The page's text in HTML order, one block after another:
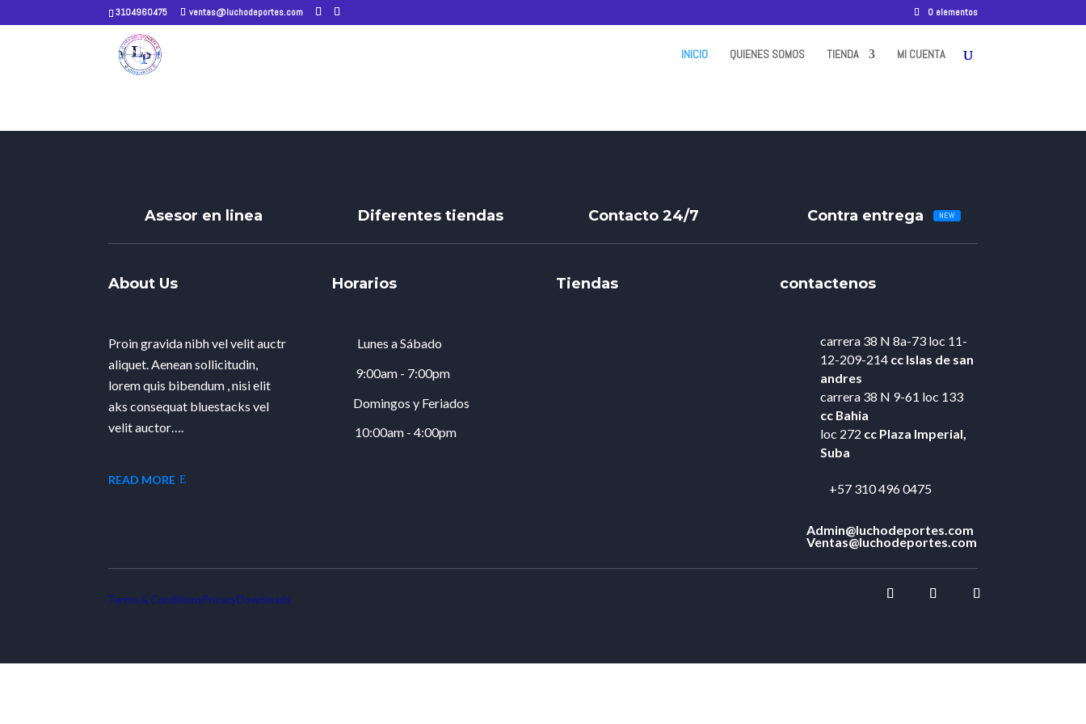
3104960475 ventas@luchodeportes.com 0 elementos
INICIO QUIENES SOMOS TIENDA MI CUENTA
Asesor en linea Diferentes tiendas Contacto 24/7 Contra entrega
About Us
Proin gravida nibh vel velit auctr
aliquet. Aenean sollicitudin,
lorem quis bibendum , nisi elit
aks consequat bluestacks vel
velit auctor….
READ MORE
Horarios
Lunes a Sábado
9:00am - 7:00pm
Domingos y Feriados
10:00am - 4:00pm
Tiendas contactenos
carrera 38 N 8a-73 loc 11-
12-209-214 cc Islas de san
andres
carrera 38 N 9-61 loc 133
cc Bahia
loc 272 cc Plaza Imperial,
Suba
+57 310 496 0475
Admin@luchodeportes.com
Ventas@luchodeportes.com
Terms & ConditionsPrivacyDownloads